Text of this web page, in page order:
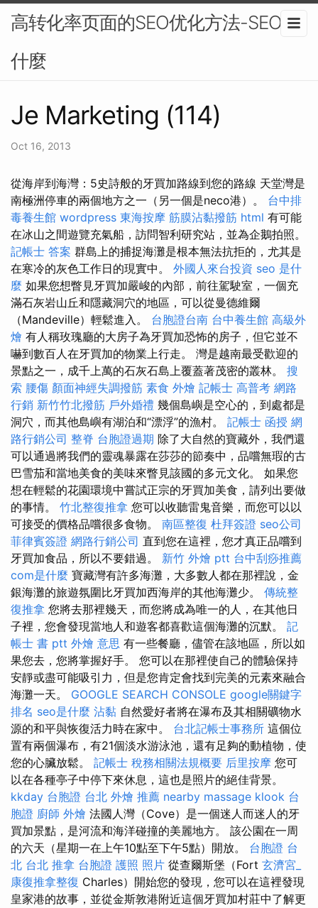
高转化率页面的SEO优化方法-SEO是
什麼
Je Marketing (114)
Oct 16, 2013
從海岸到海灣：5史詩般的牙買加路線到您的路線 天堂灣是
南極洲停車的兩個地方之一（另一個是neco港）。 台中排
毒養生館 wordpress 東海按摩 筋膜沾黏撥筋 html 有可能
在冰山之間遊覽充氣船，訪問智利研究站，並為企鵝拍照。
記帳士 答案 群島上的捕捉海灘是根本無法抗拒的，尤其是
在寒冷的灰色工作日的現實中。 外國人來台投資 seo 是什
麼 如果您想瞥見牙買加嚴峻的內部，前往駕駛室，一個充
滿石灰岩山丘和隱藏洞穴的地區，可以從曼德維爾
（Mandeville）輕鬆進入。 台胞證台南 台中養生館 高級外
燴 有人稱玫瑰廳的大房子為牙買加恐怖的房子，但它並不
嚇到數百人在牙買加的物業上行走。 灣是越南最受歡迎的
景點之一，成千上萬的石灰石島上覆蓋著茂密的叢林。 搜
索 腰傷 顏面神經失調撥筋 素食 外燴 記帳士 高普考 網路
行銷 新竹竹北撥筋 戶外婚禮 幾個島嶼是空心的，到處都是
洞穴，而其他島嶼有湖泊和“漂浮”的漁村。 記帳士 函授 網
路行銷公司 整脊 台胞證過期 除了大自然的寶藏外，我們還
可以通過將我們的靈魂暴露在莎莎的節奏中，品嚐無瑕的古
巴雪茄和當地美食的美味來瞥見該國的多元文化。 如果您
想在輕鬆的花園環境中嘗試正宗的牙買加美食，請列出要做
的事情。 竹北整復推拿 您可以收聽雷鬼音樂，而您可以以
可接受的價格品嚐很多食物。 南區整復 杜拜簽證 seo公司
菲律賓簽證 網路行銷公司 直到您在這裡，您才真正品嚐到
牙買加食品，所以不要錯過。 新竹 外燴 ptt 台中刮痧推薦
com是什麼 寶藏灣有許多海灘，大多數人都在那裡說，金
銀海灘的旅遊氛圍比牙買加西海岸的其他海灘少。 傳統整
復推拿 您將去那裡幾天，而您將成為唯一的人，在其他日
子裡，您會發現當地人和遊客都喜歡這個海灘的沉默。 記
帳士 書 ptt 外燴 意思 有一些餐廳，儘管在該地區，所以如
果您去，您將掌握好手。 您可以在那裡使自己的體驗保持
安靜或盡可能吸引力，但是您肯定會找到完美的元素來融合
海灘一天。 GOOGLE SEARCH CONSOLE google關鍵字
排名 seo是什麼 沾黏 自然愛好者將在瀑布及其相關礦物水
源的和平與恢復活力時在家中。 台北記帳士事務所 這個位
置有兩個瀑布，有21個淡水游泳池，還有足夠的動植物，使
您的心臟放鬆。 記帳士 稅務相關法規概要 后里按摩 您可
以在各種亭子中停下來休息，這也是照片的絕佳背景。
kkday 台胞證 台北 外燴 推薦 nearby massage klook 台
胞證 廚師 外燴 法國人灣（Cove）是一個迷人而迷人的牙
買加景點，是河流和海洋碰撞的美麗地方。 該公園在一周
的六天（星期一在上午10點至下午5點）開放。 台胞證 台
北 台北 推拿 台胞證 護照 照片 從查爾斯堡（Fort 玄濟宮_
康復推拿整復 Charles）開始您的發現，您可以在這裡發現
皇家港的故事，並從金斯敦港附近這個牙買加村莊中了解更